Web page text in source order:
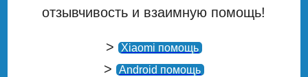
отзывчивость и взаимную помощь!
> Xiaomi помощь
> Android помощь